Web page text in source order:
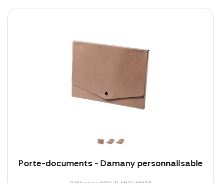
Porte-documents - Damany personnalisable